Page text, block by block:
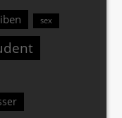
sex